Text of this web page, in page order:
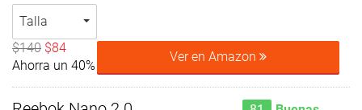
Talla
$140 $84
Ahorra un 40%
Ver en Amazon